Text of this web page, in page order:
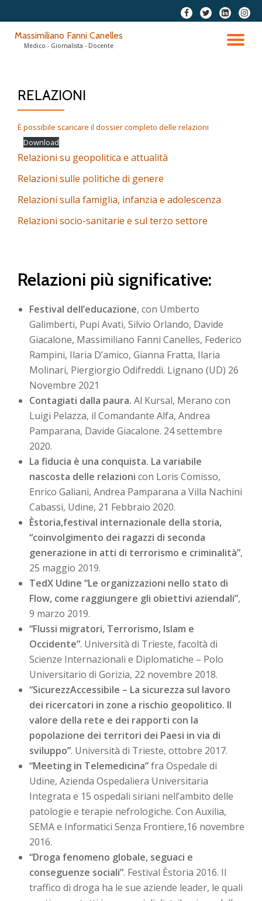
fa-
facebook
fa-
twitter
fa-
linkedin-
square
fa-
Massimiliano Fanni Canelles
Medico - Giornalista - Docente
RELAZIONI
È possibile scaricare il dossier completo delle relazioni
Download
Relazioni su geopolitica e attualità
Relazioni sulle politiche di genere
Relazioni sulla famiglia, infanzia e adolescenza
Relazioni socio-sanitarie e sul terzo settore
Relazioni più significative:
Festival dell’educazione, con Umberto
Galimberti, Pupi Avati, Silvio Orlando, Davide
Giacalone, Massimiliano Fanni Canelles, Federico
Rampini, Ilaria D’amico, Gianna Fratta, Ilaria
Molinari, Piergiorgio Odifreddi. Lignano (UD) 26
Novembre 2021
Contagiati dalla paura. Al Kursal, Merano con
Luigi Pelazza, il Comandante Alfa, Andrea
Pamparana, Davide Giacalone. 24 settembre
2020.
La fiducia è una conquista. La variabile
nascosta delle relazioni con Loris Comisso,
Enrico Galiani, Andrea Pamparana a Villa Nachini
Cabassi, Udine, 21 Febbraio 2020.
Èstoria,festival internazionale della storia,
“coinvolgimento dei ragazzi di seconda
generazione in atti di terrorismo e criminalità”,
25 maggio 2019.
TedX Udine “Le organizzazioni nello stato di
Flow, come raggiungere gli obiettivi aziendali”,
9 marzo 2019.
“Flussi migratori, Terrorismo, Islam e
Occidente”. Università di Trieste, facoltà di
Scienze Internazionali e Diplomatiche – Polo
Universitario di Gorizia, 22 novembre 2018.
“SicurezzAccessibile – La sicurezza sul lavoro
dei ricercatori in zone a rischio geopolitico. Il
valore della rete e dei rapporti con la
popolazione dei territori dei Paesi in via di
sviluppo”. Università di Trieste, ottobre 2017.
“Meeting in Telemedicina”fra Ospedale di
Udine, Azienda Ospedaliera Universitaria
Integrata e 15 ospedali siriani nell’ambito delle
patologie e terapie nefrologiche. Con Auxilia,
SEMA e Informatici Senza Frontiere,16 novembre
2016.
“Droga fenomeno globale, seguaci e
conseguenze sociali”. Festival Èstoria 2016. Il
traffico di droga ha le sue aziende leader, le quali